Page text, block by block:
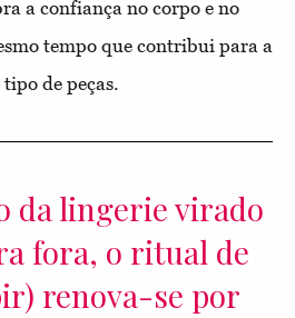
a confiança no corpo e no
tempo que contribui para a
de peças.
da lingerie virado
fora, o ritual de
renova-se por